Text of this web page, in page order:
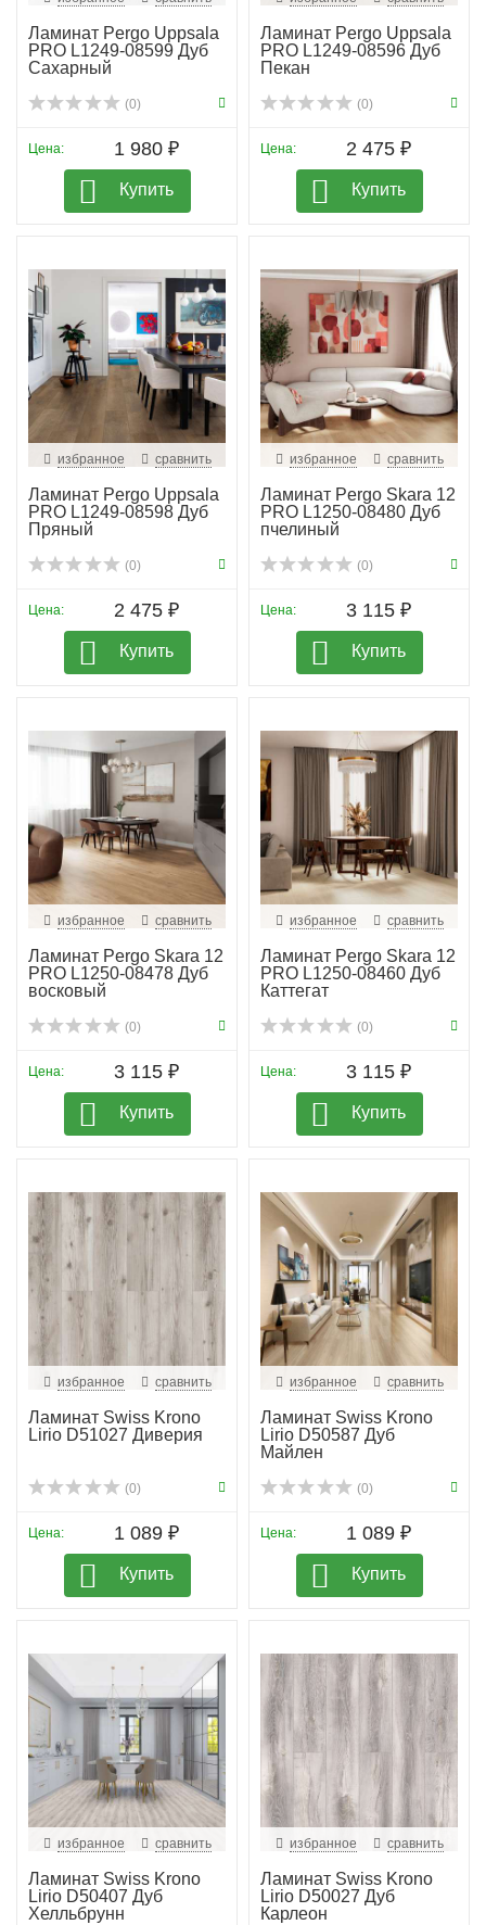
Ламинат Pergo Uppsala
PRO L1249-08599 Дуб
Сахарный
(0)
Цена: 1 980 ₽
Купить
Ламинат Pergo Uppsala
PRO L1249-08596 Дуб
Пекан
(0)
Цена: 2 475 ₽
Купить
избранное сравнить
Ламинат Pergo Uppsala
PRO L1249-08598 Дуб
Пряный
(0)
Цена: 2 475 ₽
Купить
избранное сравнить
Ламинат Pergo Skara 12
PRO L1250-08480 Дуб
пчелиный
(0)
Цена: 3 115 ₽
Купить
избранное сравнить
Ламинат Pergo Skara 12
PRO L1250-08478 Дуб
восковый
(0)
Цена: 3 115 ₽
Купить
избранное сравнить
Ламинат Pergo Skara 12
PRO L1250-08460 Дуб
Каттегат
(0)
Цена: 3 115 ₽
Купить
избранное сравнить
Ламинат Swiss Krono
Lirio D51027 Диверия
(0)
Цена: 1 089 ₽
Купить
избранное сравнить
Ламинат Swiss Krono
Lirio D50587 Дуб
Майлен
(0)
Цена: 1 089 ₽
Купить
избранное сравнить
Ламинат Swiss Krono
Lirio D50407 Дуб
Хелльбрунн
избранное сравнить
Ламинат Swiss Krono
Lirio D50027 Дуб
Карлеон